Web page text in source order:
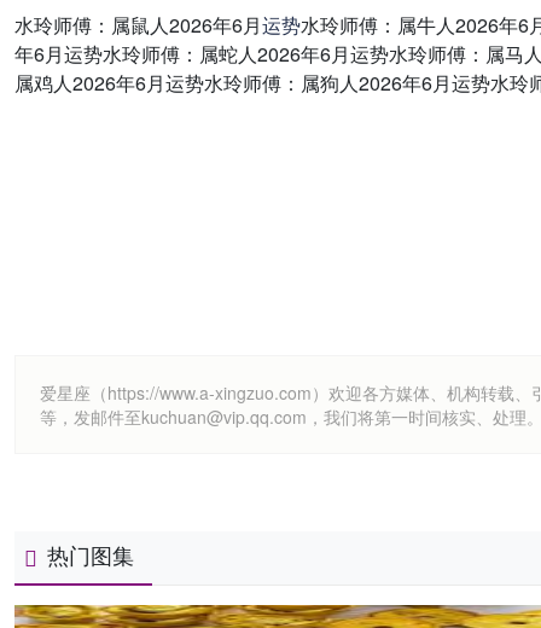
水玲师傅：属鼠人2026年6月运势水玲师傅：属牛人2026年6
年6月运势水玲师傅：属蛇人2026年6月运势水玲师傅：属
属鸡人2026年6月运势水玲师傅：属狗人2026年6月运势水玲
爱星座（https://www.a-xingzuo.com）欢迎各方媒体、机构转载
等，发邮件至kuchuan@vip.qq.com，我们将第一时间核实、处理
热门图集